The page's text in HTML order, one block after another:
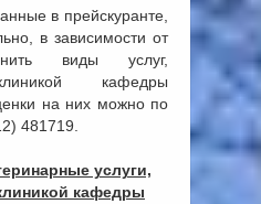
в прейскуранте,
в зависимости от
виды услуг,
кафедры
на них можно по
481719.
услуги,
кафедры